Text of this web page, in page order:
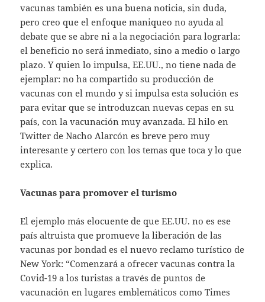
vacunas también es una buena noticia, sin duda,
pero creo que el enfoque maniqueo no ayuda al
debate que se abre ni a la negociación para lograrla:
el beneficio no será inmediato, sino a medio o largo
plazo. Y quien lo impulsa, EE.UU., no tiene nada de
ejemplar: no ha compartido su producción de
vacunas con el mundo y si impulsa esta solución es
para evitar que se introduzcan nuevas cepas en su
país, con la vacunación muy avanzada. El hilo en
Twitter de Nacho Alarcón es breve pero muy
interesante y certero con los temas que toca y lo que
explica.
Vacunas para promover el turismo
El ejemplo más elocuente de que EE.UU. no es ese
país altruista que promueve la liberación de las
vacunas por bondad es el nuevo reclamo turístico de
New York: “Comenzará a ofrecer vacunas contra la
Covid-19 a los turistas a través de puntos de
vacunación en lugares emblemáticos como Times